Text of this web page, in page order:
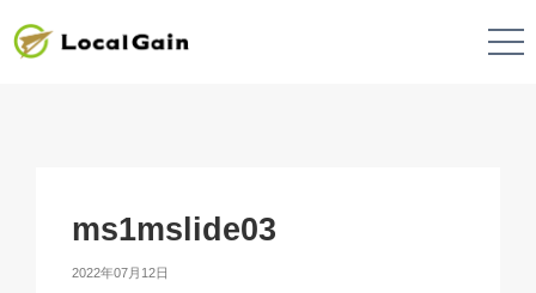
ms1mslide03
2022年07月12日